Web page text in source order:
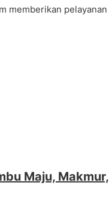
memberikan pelayanan
Maju, Makmur,